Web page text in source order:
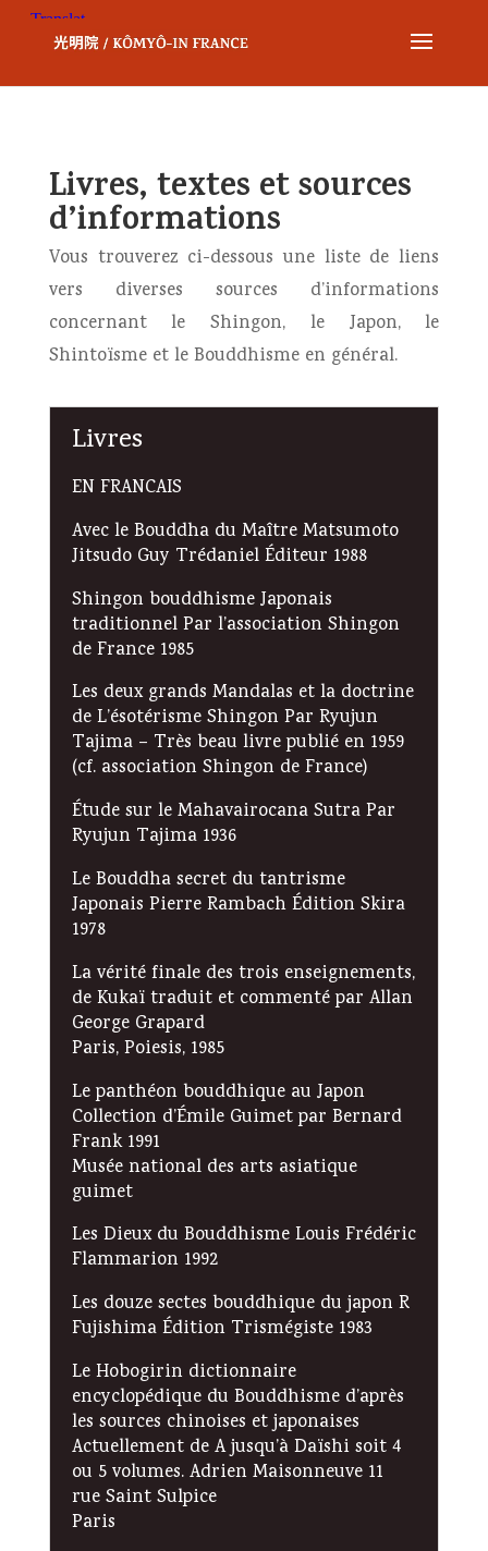
Livres, textes et sources
d’informations
Vous trouverez ci-dessous une liste de liens
vers diverses sources d’informations
concernant le Shingon, le Japon, le
Shintoïsme et le Bouddhisme en général.
Livres
EN FRANCAIS
Avec le Bouddha du Maître Matsumoto
Jitsudo Guy Trédaniel Éditeur 1988
Shingon bouddhisme Japonais
traditionnel Par l’association Shingon
de France 1985
Les deux grands Mandalas et la doctrine
de L’ésotérisme Shingon Par Ryujun
Tajima – Très beau livre publié en 1959
(cf. association Shingon de France)
Étude sur le Mahavairocana Sutra Par
Ryujun Tajima 1936
Le Bouddha secret du tantrisme
Japonais Pierre Rambach Édition Skira
1978
La vérité finale des trois enseignements,
de Kukaï traduit et commenté par Allan
George Grapard
Paris, Poiesis, 1985
Le panthéon bouddhique au Japon
Collection d’Émile Guimet par Bernard
Frank 1991
Musée national des arts asiatique
guimet
Les Dieux du Bouddhisme Louis Frédéric
Flammarion 1992
Les douze sectes bouddhique du japon R
Fujishima Édition Trismégiste 1983
Le Hobogirin dictionnaire
encyclopédique du Bouddhisme d’après
les sources chinoises et japonaises
Actuellement de A jusqu’à Daïshi soit 4
ou 5 volumes. Adrien Maisonneuve 11
rue Saint Sulpice
Paris